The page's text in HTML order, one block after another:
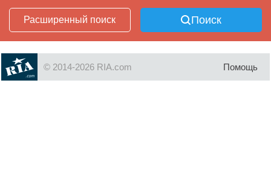
Расширенный поиск Поиск
© 2014-2026 RIA.com Помощь